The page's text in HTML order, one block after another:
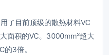
了目前顶级的散热材料VC
面积的VC。3000mm²超大
的3倍。